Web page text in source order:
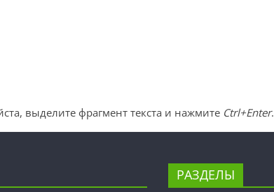
выделите фрагмент текста и нажмите Ctrl+Enter.
РАЗДЕЛЫ